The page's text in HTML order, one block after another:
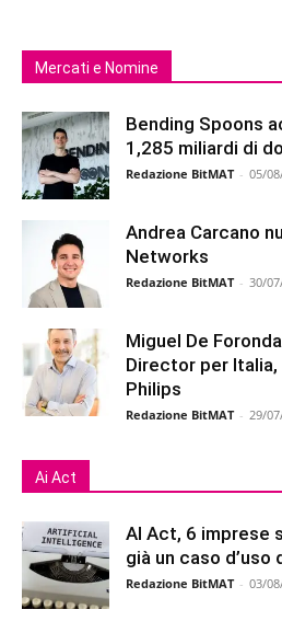
Mercati e Nomine
Bending Spoons
1,285 miliardi di
Redazione BitMAT - 05/
Andrea Carcano
Networks
Redazione BitMAT - 30/
Miguel De
Director per
Philips
Redazione BitMAT - 29/
Ai Act
AI Act, 6 imprese
già un caso d’uso
Redazione BitMAT - 03/